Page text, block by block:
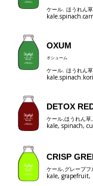
ケール. ほうれん
OXUM
オシューム
ケール. ほうれん
DETOX
ケール,ほうれん
kale, spinach,
CRISP
ケール,グレープフ
kale, grapefruit,